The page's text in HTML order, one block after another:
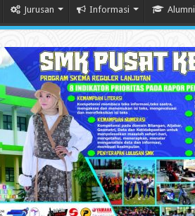
Jurusan Informasi Alumni